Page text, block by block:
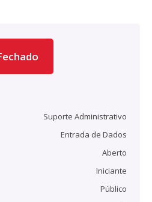
Suporte Administrativo
Entrada de Dados
Aberto
Iniciante
Público